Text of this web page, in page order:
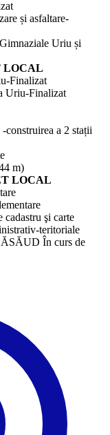
și asfaltare-
Uriu și
LOCAL
Finalizat
Uriu-Finalizat
construirea a 2 stații
m)
LOCAL
cadastru şi carte
teritoriale
În curs de